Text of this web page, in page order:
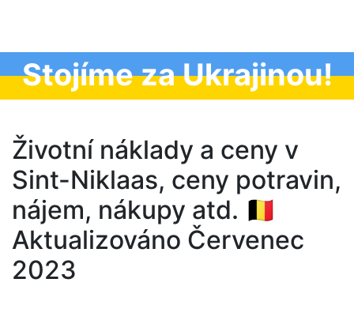
Stojíme za Ukrajinou!
Životní náklady a ceny v
Sint-Niklaas, ceny potravin,
nájem, nákupy atd. 🇧🇪
Aktualizováno Červenec
2023